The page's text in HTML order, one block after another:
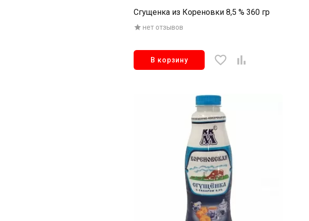
Сгущенка из Кореновки 8,5 % 360 гр
нет отзывов
В корзину